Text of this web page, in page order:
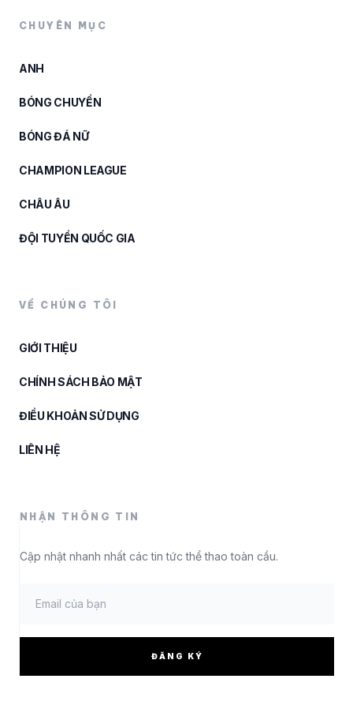
CHUYÊN MỤC
ANH
BÓNG CHUYỀN
BÓNG ĐÁ NỮ
CHAMPION LEAGUE
CHÂU ÂU
ĐỘI TUYỂN QUỐC GIA
VỀ CHÚNG TÔI
GIỚI THIỆU
CHÍNH SÁCH BẢO MẬT
ĐIỀU KHOẢN SỬ DỤNG
LIÊN HỆ
NHẬN THÔNG TIN
Cập nhật nhanh nhất các tin tức thể thao toàn cầu.
ĐĂNG KÝ